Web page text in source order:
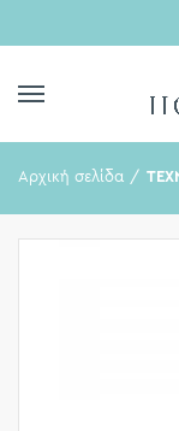
Αρχική σελίδα